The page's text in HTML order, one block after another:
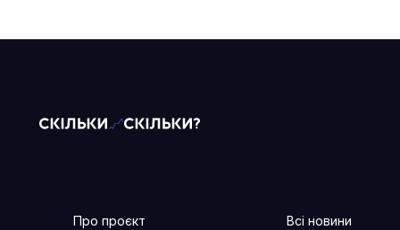
Про проєкт
Всі новини